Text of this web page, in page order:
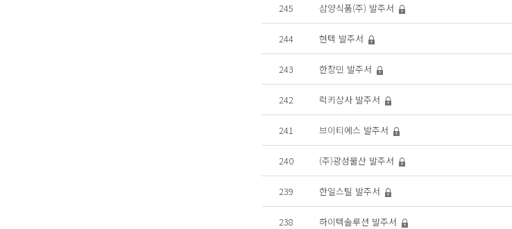
245 삼양식품(주) 발주서
244 현텍 발주서
243 한창민 발주서
242 럭키상사 발주서
241 브이티에스 발주서
240 (주)광성물산 발주서
239 한일스틸 발주서
238 하이텍솔루션 발주서